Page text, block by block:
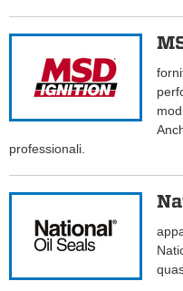
professionali.